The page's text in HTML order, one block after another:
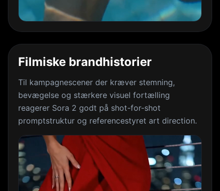
Filmiske brandhistorier
Til kampagnescener der kræver stemning,
bevægelse og stærkere visuel fortælling
reagerer Sora 2 godt på shot-for-shot
promptstruktur og referencestyret art direction.